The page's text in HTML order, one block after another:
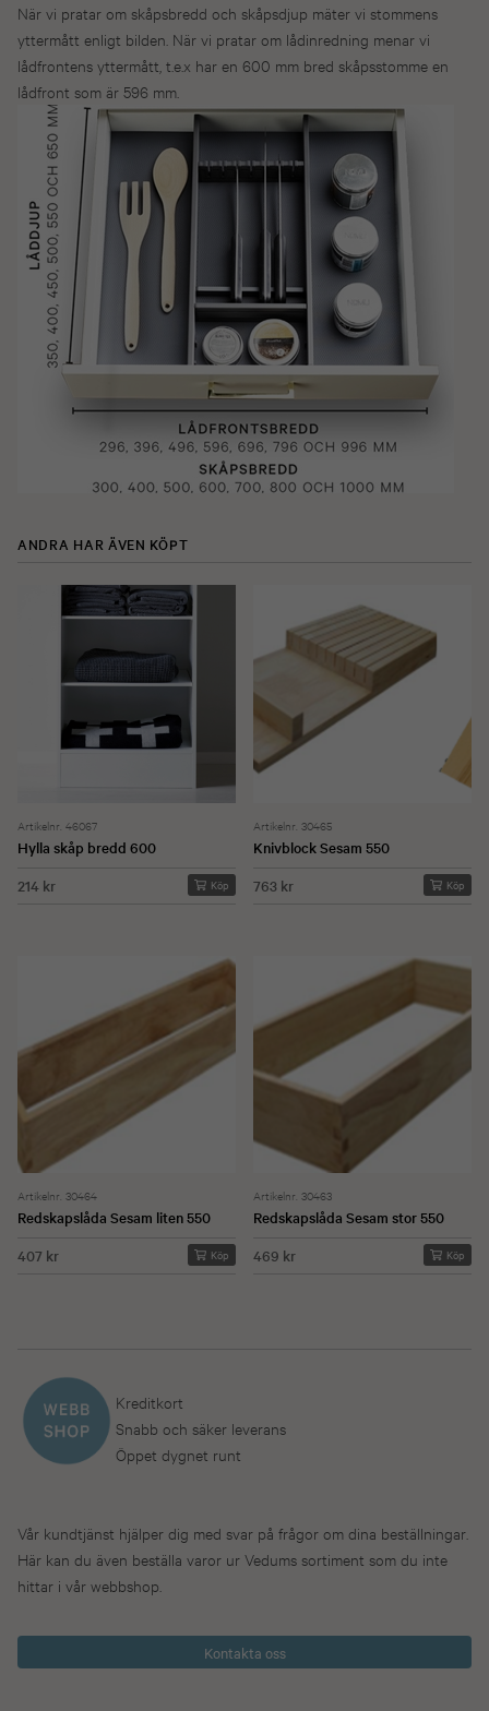
När vi pratar om skåpsbredd och skåpsdjup mäter vi stommens
yttermått enligt bilden. När vi pratar om lådinredning menar vi
lådfrontens yttermått, t.e.x har en 600 mm bred skåpsstomme en
lådfront som är 596 mm.
ANDRA HAR ÄVEN KÖPT
Artikelnr. 46067
Hylla skåp bredd 600
214 kr
Köp
Artikelnr. 30465
Knivblock Sesam 550
763 kr
Köp
Artikelnr. 30464
Redskapslåda Sesam liten 550
407 kr
Köp
Artikelnr. 30463
Redskapslåda Sesam stor 550
469 kr
Köp
Kreditkort
Snabb och säker leverans
Öppet dygnet runt
Vår kundtjänst hjälper dig med svar på frågor om dina beställningar.
Här kan du även beställa varor ur Vedums sortiment som du inte
hittar i vår webbshop.
Kontakta oss